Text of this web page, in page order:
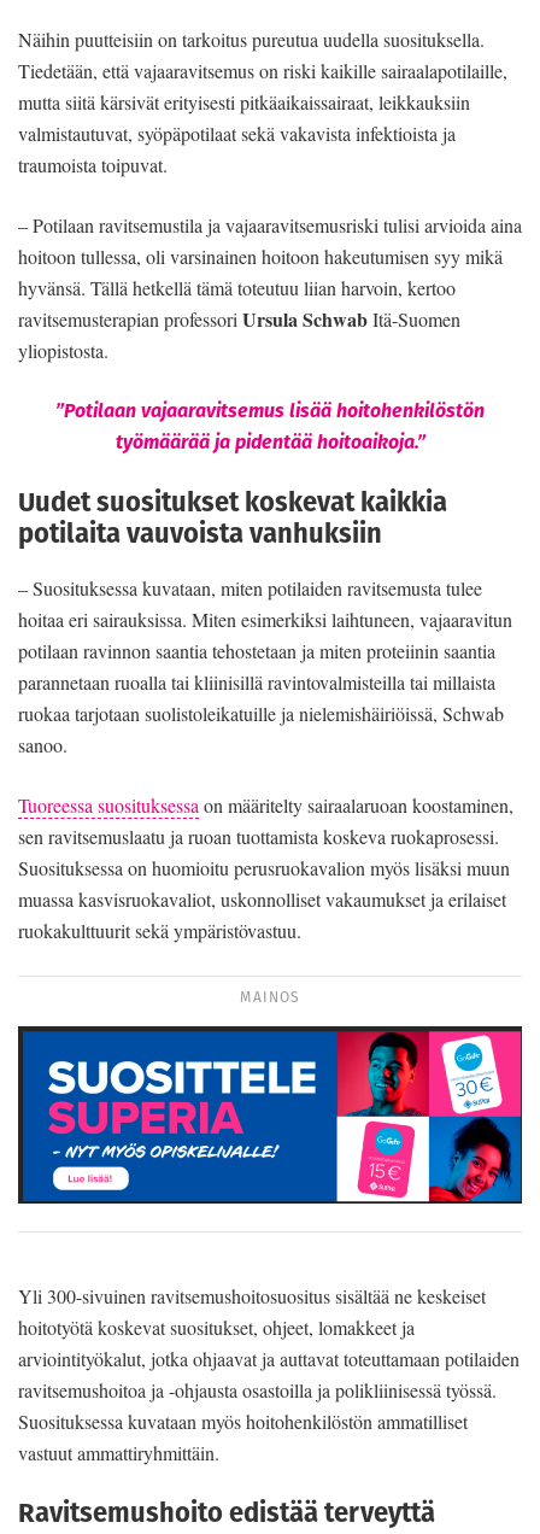
Näihin puutteisiin on tarkoitus pureutua uudella suosituksella.
Tiedetään, että vajaaravitsemus on riski kaikille sairaalapotilaille,
mutta siitä kärsivät erityisesti pitkäaikaissairaat, leikkauksiin
valmistautuvat, syöpäpotilaat sekä vakavista infektioista ja
traumoista toipuvat.
– Potilaan ravitsemustila ja vajaaravitsemusriski tulisi arvioida aina
hoitoon tullessa, oli varsinainen hoitoon hakeutumisen syy mikä
hyvänsä. Tällä hetkellä tämä toteutuu liian harvoin, kertoo
ravitsemusterapian professori Ursula SchwabItä-Suomen
yliopistosta.
”Potilaan vajaaravitsemus lisää hoitohenkilöstön
työmäärää ja pidentää hoitoaikoja.”
Uudet suositukset koskevat kaikkia
potilaita vauvoista vanhuksiin
– Suosituksessa kuvataan, miten potilaiden ravitsemusta tulee
hoitaa eri sairauksissa. Miten esimerkiksi laihtuneen, vajaaravitun
potilaan ravinnon saantia tehostetaan ja miten proteiinin saantia
parannetaan ruoalla tai kliinisillä ravintovalmisteilla tai millaista
ruokaa tarjotaan suolistoleikatuille ja nielemishäiriöissä, Schwab
sanoo.
Tuoreessa suosituksessa on määritelty sairaalaruoan koostaminen,
sen ravitsemuslaatu ja ruoan tuottamista koskeva ruokaprosessi.
Suosituksessa on huomioitu perusruokavalion myös lisäksi muun
muassa kasvisruokavaliot, uskonnolliset vakaumukset ja erilaiset
ruokakulttuurit sekä ympäristövastuu.
MAINOS
Yli 300-sivuinen ravitsemushoitosuositus sisältää ne keskeiset
hoitotyötä koskevat suositukset, ohjeet, lomakkeet ja
arviointityökalut, jotka ohjaavat ja auttavat toteuttamaan potilaiden
ravitsemushoitoa ja -ohjausta osastoilla ja polikliinisessä työssä.
Suosituksessa kuvataan myös hoitohenkilöstön ammatilliset
vastuut ammattiryhmittäin.
Ravitsemushoito edistää terveyttä